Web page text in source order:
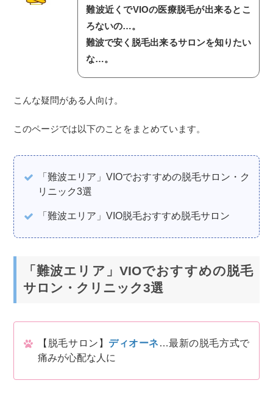
難波近くでVIOの医療脱毛が出来るとこ
ろないの…。
難波で安く脱毛出来るサロンを知りたい
な…。
こんな疑問がある人向け。
このページでは以下のことをまとめています。
「難波エリア」VIOでおすすめの脱毛サロン・ク
リニック3選
「難波エリア」VIO脱毛おすすめ脱毛サロン
「難波エリア」VIOでおすすめの脱毛
サロン・クリニック3選
【脱毛サロン】 ディオーネ …最新の脱毛方式で
痛みが心配な人に